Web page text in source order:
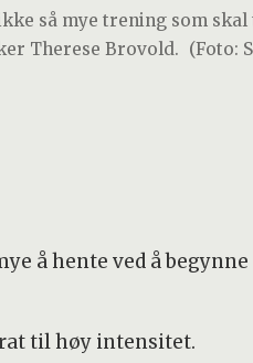
så mye trening som skal
Therese Brovold. (Foto:
å hente ved å begynne
til høy intensitet.